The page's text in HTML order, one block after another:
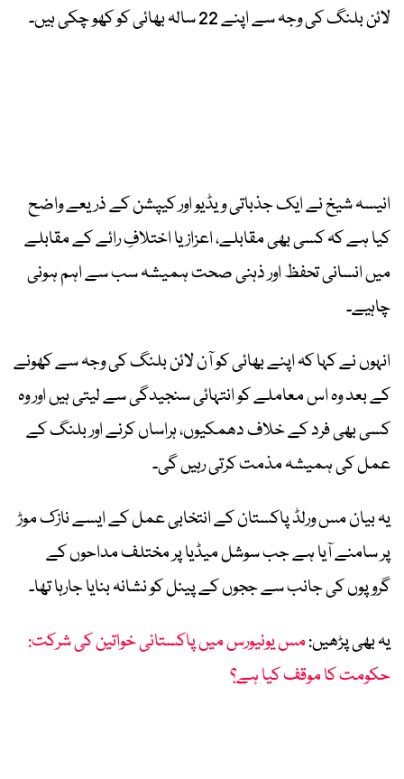
لائن بلنگ کی وجہ سے اپنے 22 سالہ بھائی کو کھو چکی ہیں۔
انیسہ شیخ نے ایک جذباتی ویڈیو اور کیپشن کے ذریعے واضح
کیا ہے کہ کسی بھی مقابلے، اعزاز یا اختلافِ رائے کے مقابلے
میں انسانی تحفظ اور ذہنی صحت ہمیشہ سب سے اہم ہونی
چاہیے۔
انہوں نے کہا کہ اپنے بھائی کو آن لائن بلنگ کی وجہ سے کھونے
کے بعد وہ اس معاملے کو انتہائی سنجیدگی سے لیتی ہیں اور وہ
کسی بھی فرد کے خلاف دھمکیوں، ہراساں کرنے اور بلنگ کے
عمل کی ہمیشہ مذمت کرتی رہیں گی۔
یہ بیان مس ورلڈ پاکستان کے انتخابی عمل کے ایسے نازک موڑ
پر سامنے آیا ہے جب سوشل میڈیا پر مختلف مداحوں کے
گروپوں کی جانب سے ججوں کے پینل کو نشانہ بنایا جارہا تھا۔
یہ بھی پڑھیں:مس یونیورس میں پاکستانی خواتین کی شرکت:
حکومت کا موقف کیا ہے؟